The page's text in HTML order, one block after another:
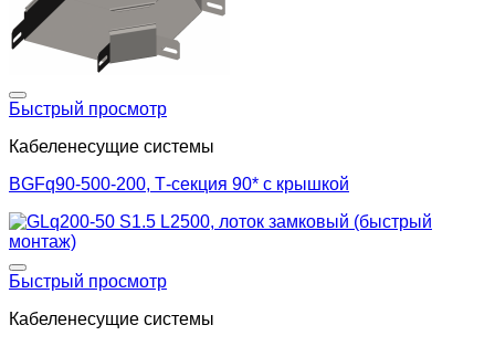
Быстрый просмотр
Кабеленесущие системы
BGFq90-500-200, Т-секция 90* с крышкой
Быстрый просмотр
Кабеленесущие системы